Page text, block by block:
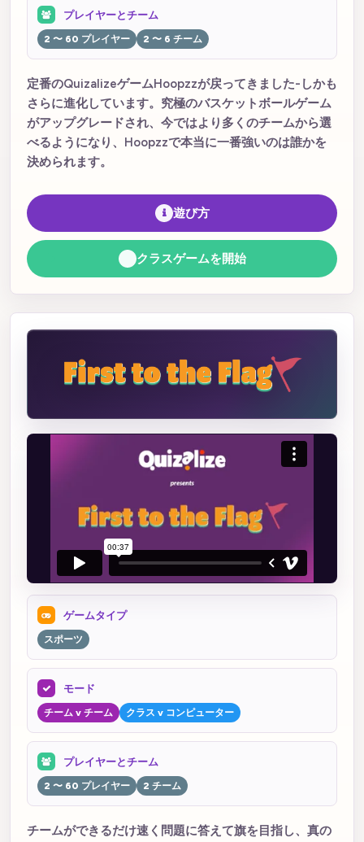
プレイヤーとチーム
2 〜 60 プレイヤー 2 〜 6 チーム
定番のQuizalizeゲームHoopzzが戻ってきました-しかも
さらに進化しています。究極のバスケットボールゲーム
がアップグレードされ、今ではより多くのチームから選
べるようになり、Hoopzzで本当に一番強いのは誰かを
決められます。
遊び方
クラスゲームを開始
ゲームタイプ
スポーツ
モード
チーム v チーム クラス v コンピューター
プレイヤーとチーム
2 〜 60 プレイヤー 2 チーム
チームができるだけ速く問題に答えて旗を目指し、真の